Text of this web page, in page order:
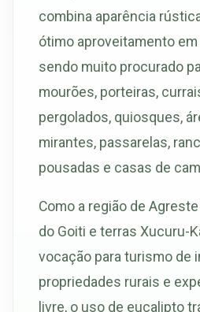
combina aparência
ótimo aproveitamento
sendo muito procurado
mourões, porteiras,
pergolados, quiosques,
mirantes, passarelas,
pousadas e casas de
Como a região de
do Goiti e terras Xucuru-
vocação para turismo de
propriedades rurais e
livre, o uso de eucalipto